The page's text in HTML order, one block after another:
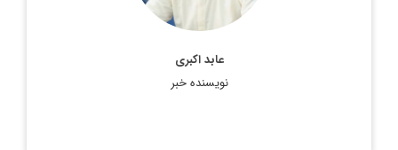
عابد اکبری
نویسنده خبر